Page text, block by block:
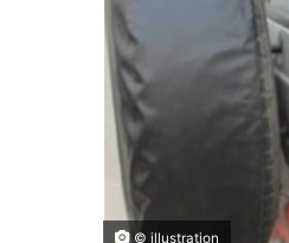
© illustration